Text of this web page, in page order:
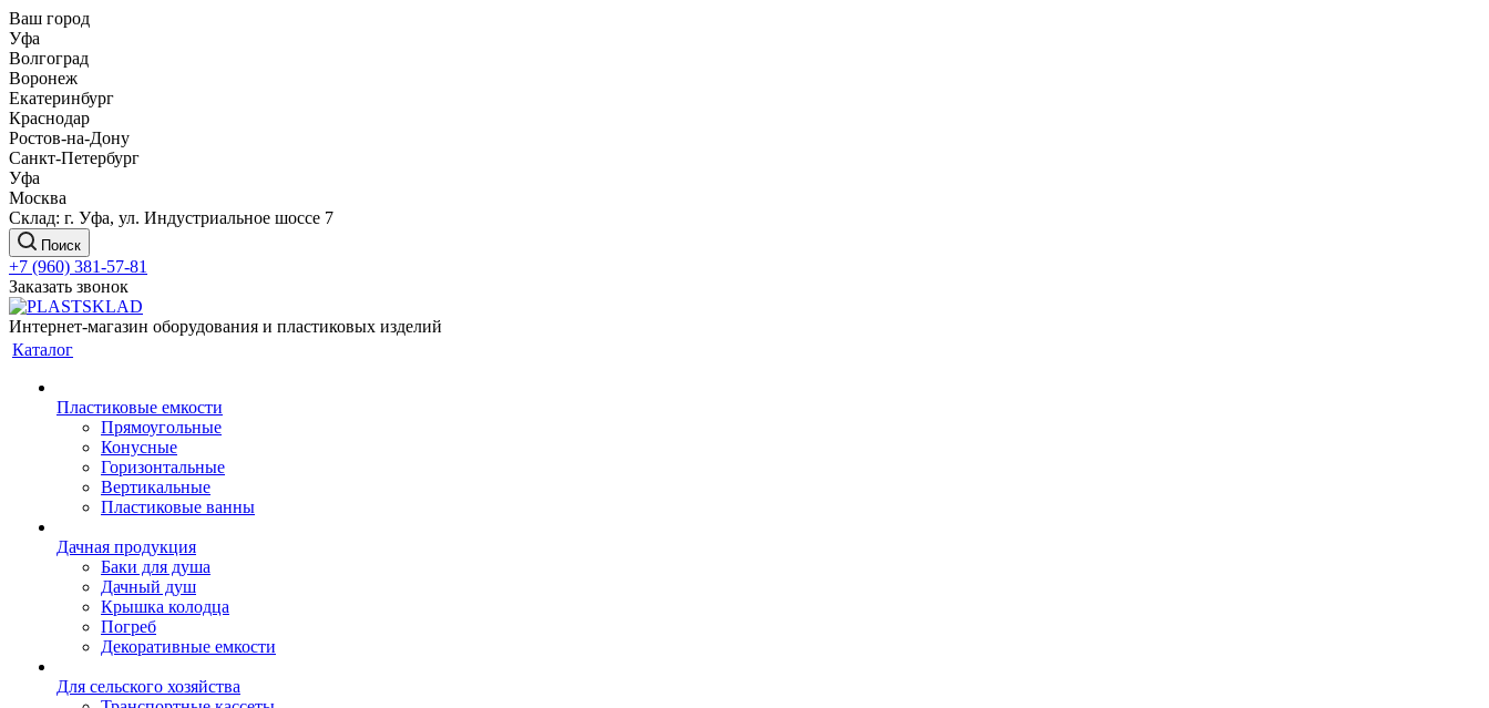
Ваш город
Уфа
Волгоград
Воронеж
Екатеринбург
Краснодар
Ростов-на-Дону
Санкт-Петербург
Уфа
Москва
Склад: г. Уфа, ул. Индустриальное шоссе 7
Поиск
+7 (960) 381-57-81
Заказать звонок
Интернет-магазин оборудования и пластиковых изделий
Каталог
Пластиковые емкости
Прямоугольные
Конусные
Горизонтальные
Вертикальные
Пластиковые ванны
Дачная продукция
Баки для душа
Дачный душ
Крышка колодца
Погреб
Декоративные емкости
Для сельского хозяйства